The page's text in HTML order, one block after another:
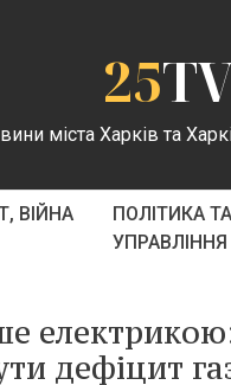
25
міста Харків та
ВІЙНА
ПОЛІТИКА
УПРАВЛІННЯ
дефіцит